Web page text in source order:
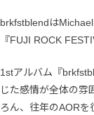
brkfstblendは
『FUJI ROCK
1stアルバム『
じた感情が全体の雰
ろん、往年のAORを